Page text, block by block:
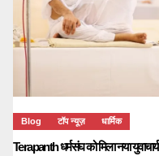
Blog टॉप न्यूज़ धार्मिक
Terapanth धर्मसंघ को मिला नया